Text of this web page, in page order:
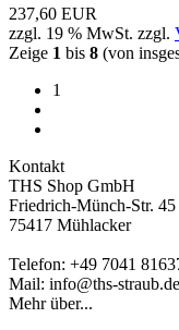
237,60 EUR
zzgl. 19 % MwSt. zzgl.
Zeige 1 bis 8 (von
1
Kontakt
THS Shop GmbH
Friedrich-Münch-Str. 45
75417 Mühlacker
Telefon: +49 7041
Mail: info@ths-straub.de
Mehr über...